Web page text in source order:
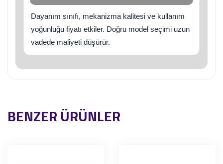
Dayanım sınıfı, mekanizma kalitesi ve kullanım
yoğunluğu fiyatı etkiler. Doğru model seçimi uzun
vadede maliyeti düşürür.
BENZER ÜRÜNLER